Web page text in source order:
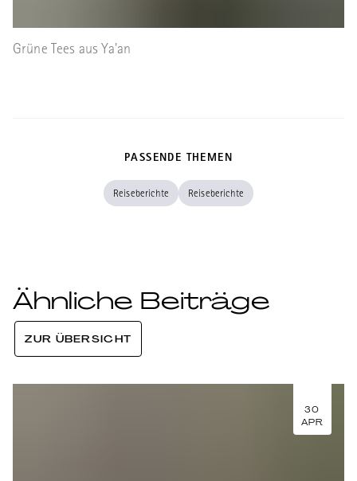
Grüne Tees aus Ya'an
PASSENDE THEMEN
Reiseberichte Reiseberichte
Ähnliche Beiträge
ZUR ÜBERSICHT
30
APR